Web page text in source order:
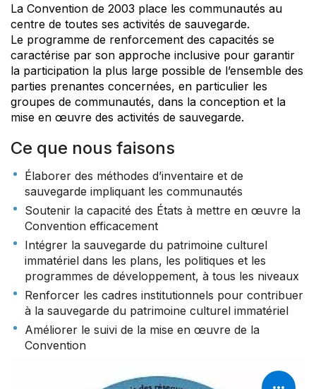
La Convention de 2003 place les communautés au
centre de toutes ses activités de sauvegarde.
Le programme de renforcement des capacités se
caractérise par son approche inclusive pour garantir
la participation la plus large possible de l’ensemble des
parties prenantes concernées, en particulier les
groupes de communautés, dans la conception et la
mise en œuvre des activités de sauvegarde.
Ce que nous faisons
Élaborer des méthodes d’inventaire et de
sauvegarde impliquant les communautés
Soutenir la capacité des États à mettre en œuvre la
Convention efficacement
Intégrer la sauvegarde du patrimoine culturel
immatériel dans les plans, les politiques et les
programmes de développement, à tous les niveaux
Renforcer les cadres institutionnels pour contribuer
à la sauvegarde du patrimoine culturel immatériel
Améliorer le suivi de la mise en œuvre de la
Convention